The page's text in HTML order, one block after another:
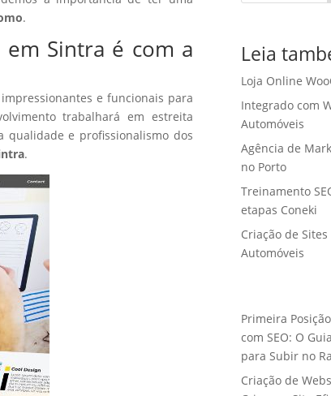
.
Sintra é com a
e funcionais para
trabalhará em estreita
qualidade e profissionalismo dos
.
Leia
Loja Online
Integrado com
Automóveis
Agência de
no Porto
Treinamento
etapas Coneki
Criação de
Automóveis
Primeira
com SEO: O
para Subir no
Criação de